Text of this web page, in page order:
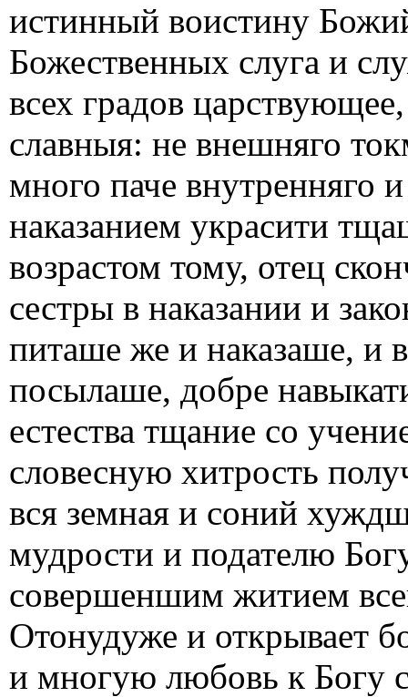
истинный воистину
Божественных слуга и
всех градов
славныя: не внешняго
много паче внутренняго
наказанием украсити
возрастом тому, отец
сестры в наказании и
питаше же и наказаше, и
посылаше, добре
естества тщание со
словесную хитрость
вся земная и соний
мудрости и подателю
совершеншим житием
Отонудуже и открывает
и многую любовь к Богу